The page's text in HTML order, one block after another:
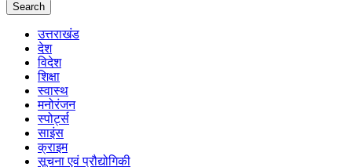
Search
उत्तराखंड
देश
विदेश
शिक्षा
स्वास्थ
मनोरंजन
स्पोर्ट्स
साइंस
क्राइम
सूचना एवं प्रौद्योगिकी